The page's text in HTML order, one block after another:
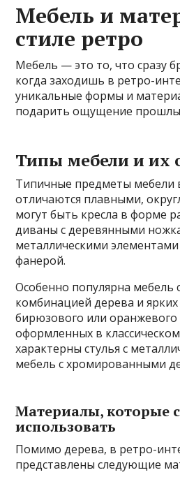
Мебель и
стиле ретро
Мебель — это то, что сразу
когда заходишь в ретро-
уникальные формы и
подарить ощущение
Типы мебели и их
Типичные предметы мебели
отличаются плавными,
могут быть кресла в форме
диваны с деревянными
металлическими
фанерой.
Особенно популярна мебель
комбинацией дерева и
бирюзового или оранжевого
оформленных в
характерны стулья с
мебель с хромированными
Материалы, которые
использовать
Помимо дерева, в ретро-
представлены следующие